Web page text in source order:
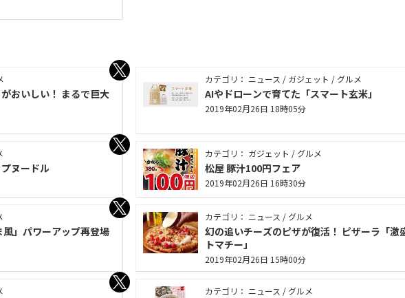
おいしい！ まるで巨大
カテゴリ： ニュース / ガジェット / グルメ
AIやドローンで育てた「スマート玄米」
2019年02月26日 18時05分
ヌードル
カテゴリ： ガジェット / グルメ
松屋 豚汁100円フェア
2019年02月26日 16時30分
風」パワーアップ再登場
カテゴリ： ニュース / グルメ
幻の追いチーズのピザが復活！ ピザーラ「激
トマチー」
2019年02月26日 15時00分
カテゴリ： ニュース / グルメ